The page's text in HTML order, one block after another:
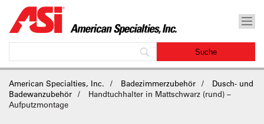
American Specialties, Inc. Badezimmerzubehör
Dusch- und
Badewanzubehör
Handtuchhalter in Mattschwarz (rund) –
Aufputzmontage